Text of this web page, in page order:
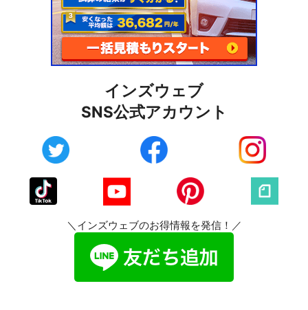
インズウェブ
SNS公式アカウント
＼インズウェブのお得情報を発信！／